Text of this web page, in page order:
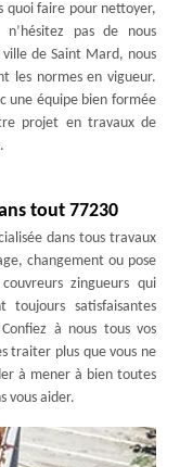
quoi faire pour nettoyer,
pas de nous
de Saint Mard, nous
les normes en vigueur.
une équipe bien formée
projet en travaux de
tout 77230
dans tous travaux
changement ou pose
zingueurs qui
toujours satisfaisantes
à nous tous vos
traiter plus que vous ne
à mener à bien toutes
vous aider.